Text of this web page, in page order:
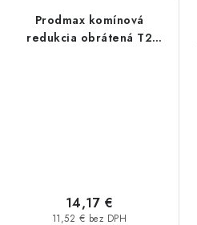
Prodmax komínová
redukcia obrátená T2
11,52 € bez DPH
14,17 €